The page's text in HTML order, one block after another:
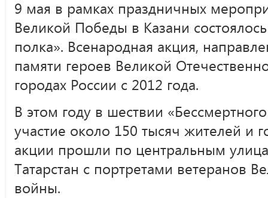
9 мая в рамках праздничных
Великой Победы в Казани
полка». Всенародная акция,
памяти героев Великой
городах России с 2012 года.
В этом году в шествии
участие около 150 тысяч жителей и
акции прошли по центральным
Татарстан с портретами ветеранов
войны.